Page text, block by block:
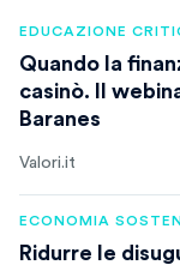
EDUCAZIONE
Quando la
casinò. Il
Baranes
Valori.it
ECONOMIA
Ridurre le